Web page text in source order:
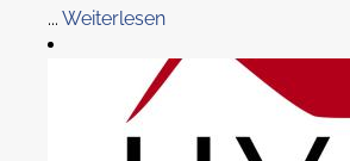
... Weiterlesen